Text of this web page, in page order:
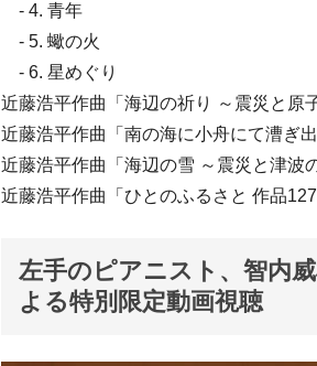
- 4. 青年
- 5. 蠍の火
- 6. 星めぐり
近藤浩平作曲「海辺の祈り ～震災と原
近藤浩平作曲「南の海に小舟にて漕ぎ出
近藤浩平作曲「海辺の雪 ～震災と津波
近藤浩平作曲「ひとのふるさと 作品127
左手のピアニスト、智内
よる特別限定動画視聴